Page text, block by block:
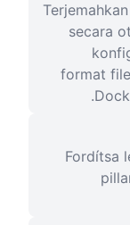
secara
format
Fordítsa